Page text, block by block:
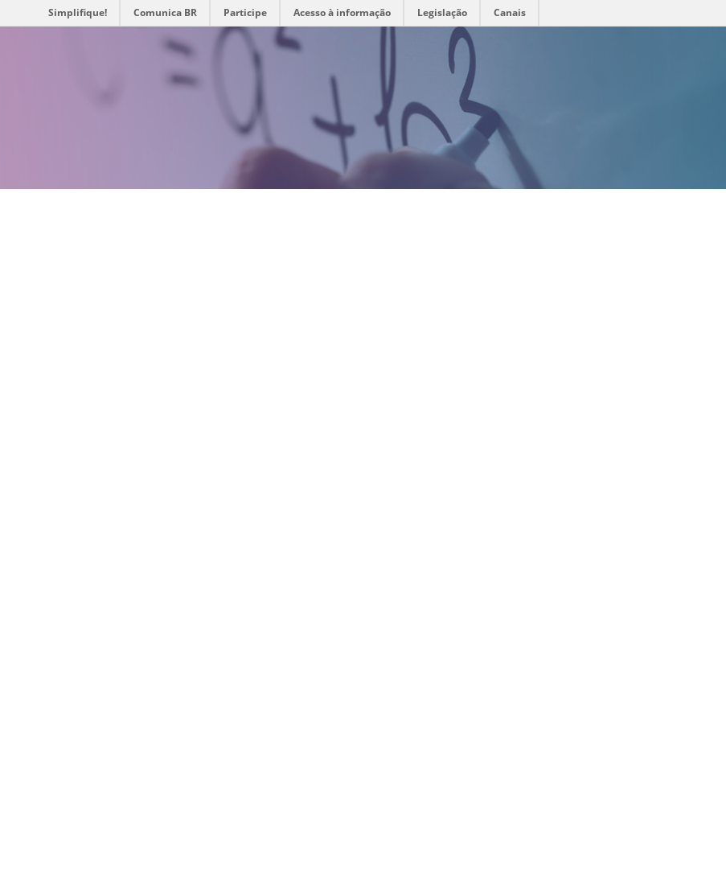
Simplifique! Comunica BR Participe Acesso à informação Legislação Canais